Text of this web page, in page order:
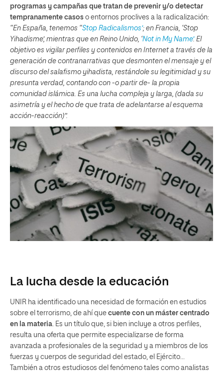
programas y campañas que tratan de prevenir y/o detectar
tempranamente casos o entornos proclives a la radicalización:
“En España, tenemos “Stop Radicalismos’; en Francia, ‘Stop
Yihadisme’, mientras que en Reino Unido, ‘Not in My Name’. El
objetivo es vigilar perfiles y contenidos en Internet a través de la
generación de contranarrativas que desmonten el mensaje y el
discurso del salafismo yihadista, restándole su legitimidad y su
presunta verdad, contando con -o partir de- la propia
comunidad islámica. Es una lucha compleja y larga, (dada su
asimetría y el hecho de que trata de adelantarse al esquema
acción-reacción)”.
La lucha desde la educación
UNIR ha identificado una necesidad de formación en estudios
sobre el terrorismo, de ahí que cuente con un máster centrado
en la materia . Es un título que, si bien incluye a otros perfiles,
resulta una oferta que permite especializarse de forma
avanzada a profesionales de la seguridad y a miembros de los
fuerzas y cuerpos de seguridad del estado, el Ejército…
También a otros estudiosos del fenómeno tales como analistas